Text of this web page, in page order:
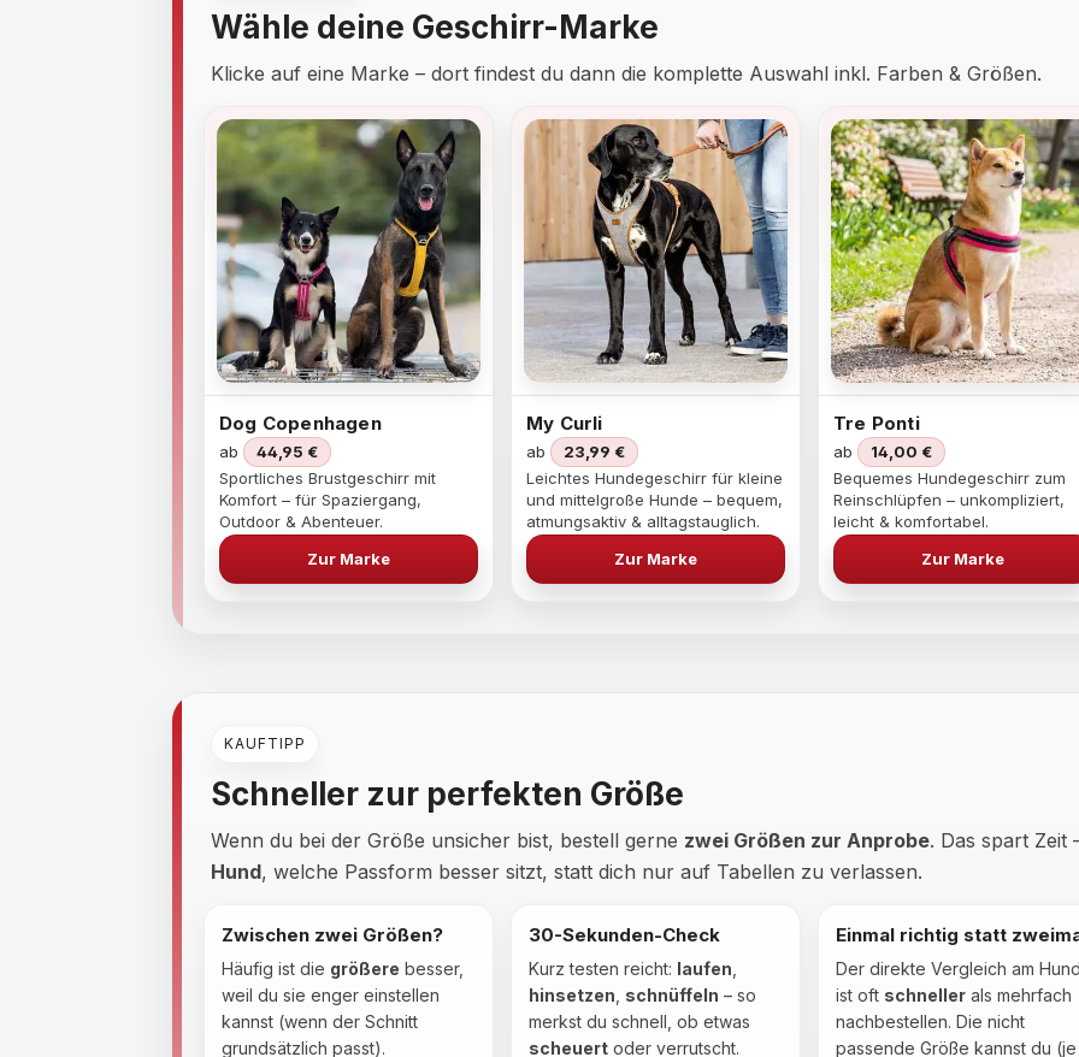
Wähle deine Geschirr-Marke
Klicke auf eine Marke – dort findest du dann die komplette Auswahl inkl. Farben & Größen.
Dog Copenhagen
ab
44,95 €
Sportliches Brustgeschirr mit
Komfort – für Spaziergang,
Outdoor & Abenteuer.
Zur Marke
My Curli
ab
23,99 €
Leichtes Hundegeschirr für kleine
und mittelgroße Hunde – bequem,
atmungsaktiv & alltagstauglich.
Zur Marke
Tre Ponti
ab
14,00 €
Bequemes Hundegeschirr zum
Reinschlüpfen – unkompliziert,
leicht & komfortabel.
Zur Marke
KAUFTIPP
Schneller zur perfekten Größe
Wenn du bei der Größe unsicher bist, bestell gerne zwei Größen zur Anprobe. Das spart Zeit
Hund, welche Passform besser sitzt, statt dich nur auf Tabellen zu verlassen.
Zwischen zwei Größen?
Häufig ist die größere besser,
weil du sie enger einstellen
kannst (wenn der Schnitt
grundsätzlich passt).
30-Sekunden-Check
Kurz testen reicht: laufen
hinsetzen schnüffeln – so
merkst du schnell, ob etwas
scheuert oder verrutscht.
Einmal richtig statt
Der direkte Vergleich am
ist oft schneller als mehrfach
nachbestellen. Die nicht
passende Größe kannst du (je